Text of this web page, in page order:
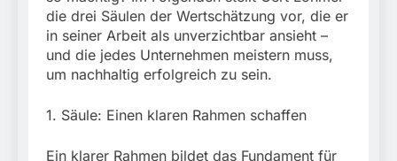
die drei Säulen der Wertschätzung vor, die er
in seiner Arbeit als unverzichtbar ansieht –
und die jedes Unternehmen meistern muss,
um nachhaltig erfolgreich zu sein.
1. Säule: Einen klaren Rahmen schaffen
Ein klarer Rahmen bildet das Fundament für